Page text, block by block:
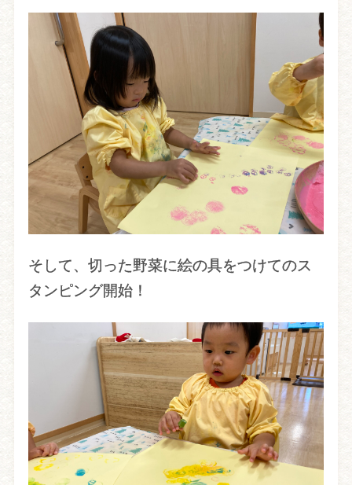
そして、切った野菜に絵の具をつけてのス
タンピング開始！